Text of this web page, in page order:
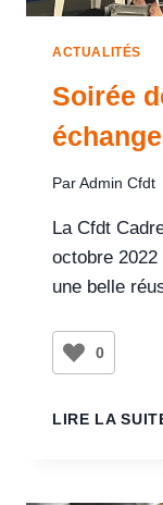
ACTUALITÉS
Soirée
Par Admin Cfdt
La Cfdt
octobre
une belle
0
LIRE LA